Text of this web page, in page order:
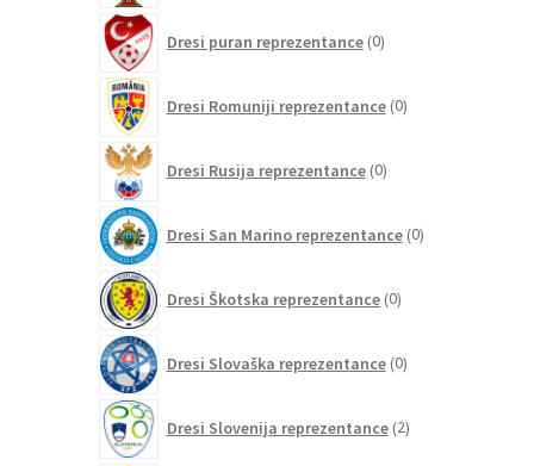
Dresi puran reprezentance 0izdelkov
Dresi Romuniji reprezentance 0izdelkov
Dresi Rusija reprezentance 0izdelkov
Dresi San Marino reprezentance 0izdelkov
Dresi Škotska reprezentance 0izdelkov
Dresi Slovaška reprezentance 0izdelkov
Dresi Slovenija reprezentance 2izdelka